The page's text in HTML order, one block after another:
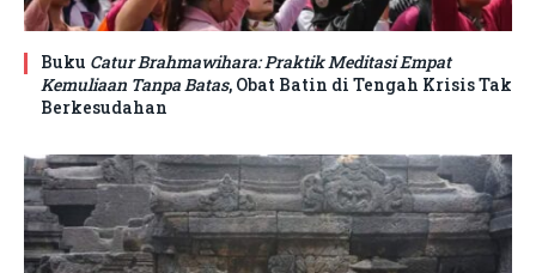
Buku Catur Brahmawihara: Praktik Meditasi Empat
Kemuliaan Tanpa Batas, Obat Batin di Tengah Krisis Tak
Berkesudahan